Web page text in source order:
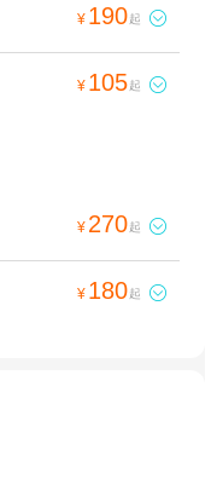
¥ 190起 
¥ 105起 
¥ 270起 
¥ 180起 